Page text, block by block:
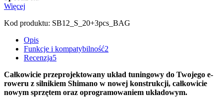
Więcej
Kod produktu: SB12_S_20+3pcs_BAG
Opis
Funkcje i kompatybilność2
Recenzja5
Całkowicie przeprojektowany układ tuningowy do Twojego e-
roweru z silnikiem Shimano w nowej konstrukcji, całkowicie
nowym sprzętem oraz oprogramowaniem układowym.